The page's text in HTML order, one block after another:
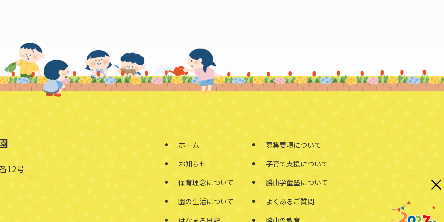
12号
ホーム
お知らせ
保育理念について
園の生活について
はなまる日記
募集要項について
子育て支援について
勝山学童塾について
よくあるご質問
勝山の教育
×